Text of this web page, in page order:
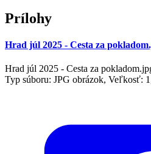
Prílohy
Hrad júl 2025 - Cesta za
Hrad júl 2025 - Cesta za
Typ súboru: JPG obrázok, Veľkosť: